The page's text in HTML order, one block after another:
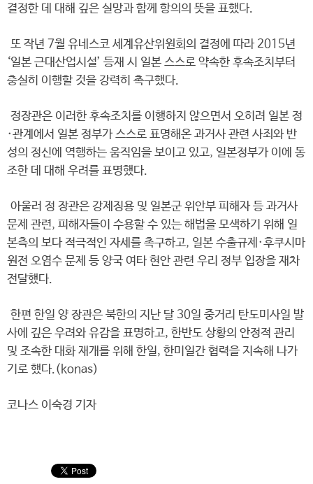
결정한 데 대해 깊은 실망과 함께 항의의 뜻을 표했다.
또 작년 7월 유네스코 세계유산위원회의 결정에 따라 2015년
‘일본 근대산업시설’ 등재 시 일본 스스로 약속한 후속조치부터
충실히 이행할 것을 강력히 촉구했다.
정장관은 이러한 후속조치를 이행하지 않으면서 오히려 일본 정
·관계에서 일본 정부가 스스로 표명해온 과거사 관련 사죄와 반
성의 정신에 역행하는 움직임을 보이고 있고, 일본정부가 이에 동
조한 데 대해 우려를 표명했다.
아울러 정 장관은 강제징용 및 일본군 위안부 피해자 등 과거사
문제 관련, 피해자들이 수용할 수 있는 해법을 모색하기 위해 일
본측의 보다 적극적인 자세를 촉구하고, 일본 수출규제·후쿠시마
원전 오염수 문제 등 양국 여타 현안 관련 우리 정부 입장을 재차
전달했다.
한편 한일 양 장관은 북한의 지난 달 30일 중거리 탄도미사일 발
사에 깊은 우려와 유감을 표명하고, 한반도 상황의 안정적 관리
및 조속한 대화 재개를 위해 한일, 한미일간 협력을 지속해 나가
기로 했다.(konas)
코나스 이숙경 기자